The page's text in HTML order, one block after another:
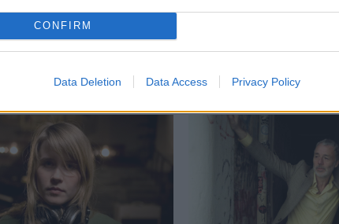
CONFIRM
Data Deletion Data Access Privacy Policy
Δείτε επίσης